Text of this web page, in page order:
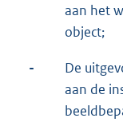
aan het
object;
-
De
aan de